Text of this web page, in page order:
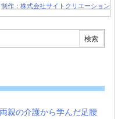
制作：株式会社サイトクリエーション
親の介護から学んだ足腰